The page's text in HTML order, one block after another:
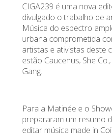
CIGA239 é uma nova
divulgado o trabalho de
Música do espectro
urbana comprometida
artistas e ativistas deste
estão Caucenus, She Co.,
Gang.
Para a Matinée e o
prepararam um resumo
editar música made in